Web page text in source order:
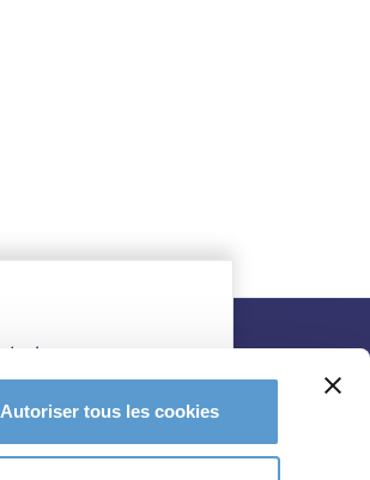
Autoriser tous les cookies